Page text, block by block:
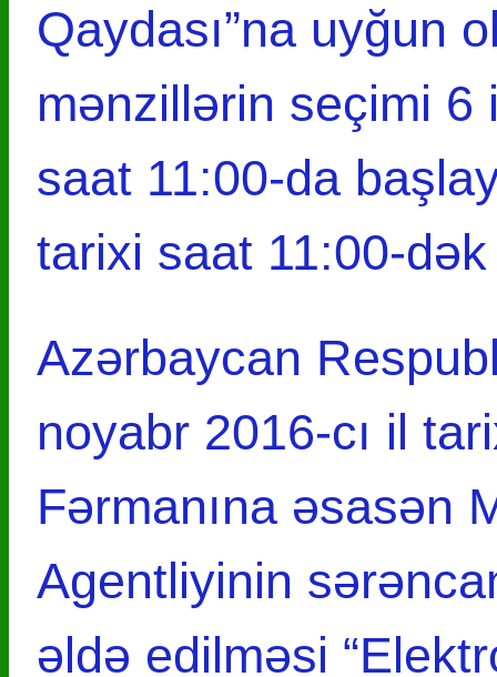
Qaydası”na uyğun
mənzillərin seçimi
saat 11:00-da
tarixi saat 11:00-
Azərbaycan
noyabr 2016-cı il
Fərmanına əsasən
Agentliyinin
əldə edilməsi